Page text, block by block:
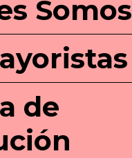
Somos
de